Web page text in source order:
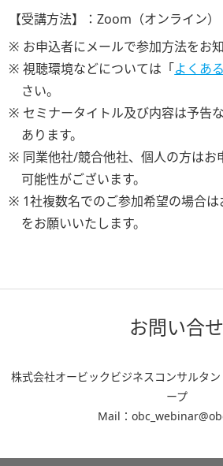
【受講方法】：Zoom（オンライン）
※ お申込者にメールで参加方法をお知
※ 視聴環境などについては「 よくあ
さい。
※ セミナータイトル及び内容は予告
あります。
※ 同業他社/競合他社、個人の方はお
可能性がございます。
※ 1社複数名でのご参加希望の場合は
をお願いいたします。
お問い合せ
株式会社オービックビジネスコンサルタ
ープ
Mail：